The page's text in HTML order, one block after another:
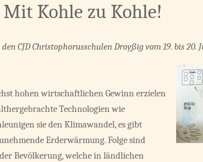
Mit Kohle zu Kohle!
CJD Christophorusschulen Droyßig vom 19. bis 20.
hohen wirtschaftlichen Gewinn erzielen
Technologien wie
sie den Klimawandel, es gibt
Erderwärmung. Folge sind
Bevölkerung, welche in ländlichen